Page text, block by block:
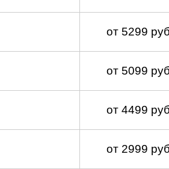
от 5299
от 5099
от 4499
от 2999